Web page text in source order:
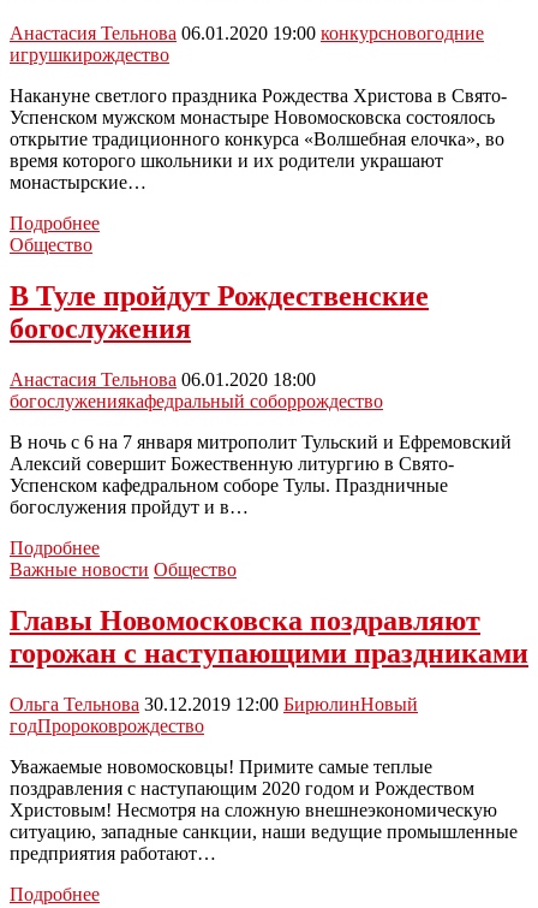
с
Рождеством
Анастасия Тельнова 06.01.2020 19:00 конкурсновогодние
игрушкирождество
Накануне светлого праздника Рождества Христова в Свято-
Успенском мужском монастыре Новомосковска состоялось
открытие традиционного конкурса «Волшебная елочка», во
время которого школьники и их родители украшают
монастырские…
ПодробнееВ
монастыре
проходит
конкурс
игрушек
Общество
В Туле пройдут Рождественские
богослужения
Анастасия Тельнова 06.01.2020 18:00
богослужениякафедральный соборрождество
В ночь с 6 на 7 января митрополит Тульский и Ефремовский
Алексий совершит Божественную литургию в Свято-
Успенском кафедральном соборе Тулы. Праздничные
богослужения пройдут и в…
ПодробнееВ
Туле
Рождественские
богослужения
Важные новости Общество
Главы Новомосковска поздравляют
горожан с наступающими праздниками
Ольга Тельнова 30.12.2019 12:00 БирюлинНовый
годПророковрождество
Уважаемые новомосковцы! Примите самые теплые
поздравления с наступающим 2020 годом и Рождеством
Христовым! Несмотря на сложную внешнеэкономическую
ситуацию, западные санкции, наши ведущие промышленные
предприятия работают…
ПодробнееГлавы